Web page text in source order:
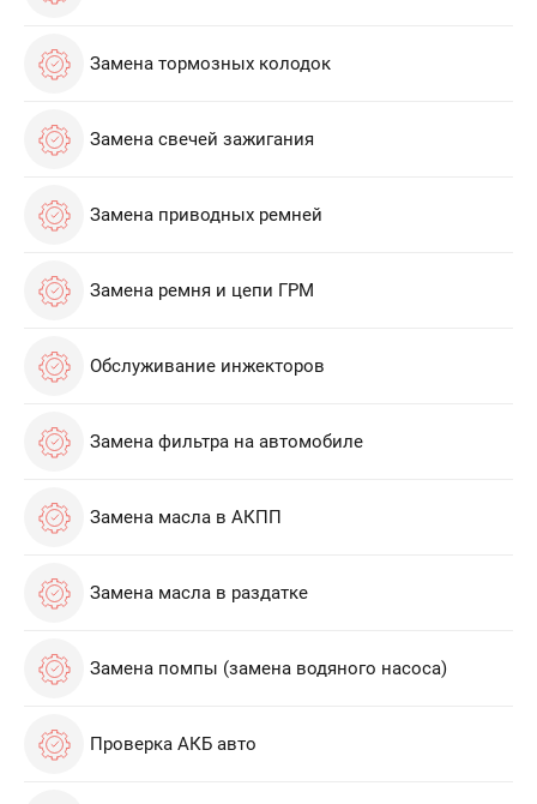
Замена тормозных колодок
Замена свечей зажигания
Замена приводных ремней
Замена ремня и цепи ГРМ
Обслуживание инжекторов
Замена фильтра на автомобиле
Замена масла в АКПП
Замена масла в раздатке
Замена помпы (замена водяного насоса)
Проверка АКБ авто